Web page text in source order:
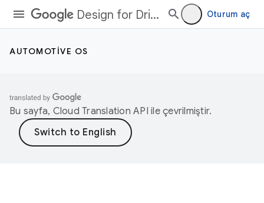
Design for Driving Oturum aç
AUTOMOTIVE OS
Bu sayfa, Cloud Translation API ile çevrilmiştir.